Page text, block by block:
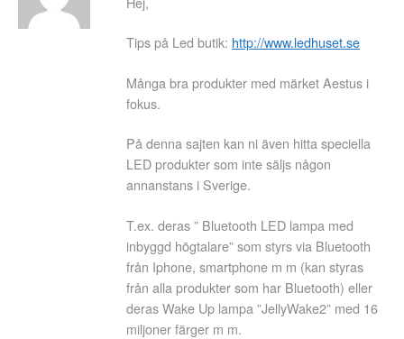
Tips på Led butik: http://www.ledhuset.se
Många bra produkter med märket Aestus i
fokus.
På denna sajten kan ni även hitta speciella
LED produkter som inte säljs någon
annanstans i Sverige.
T.ex. deras ” Bluetooth LED lampa med
inbyggd högtalare” som styrs via Bluetooth
från Iphone, smartphone m m (kan styras
från alla produkter som har Bluetooth) eller
deras Wake Up lampa ”JellyWake2” med 16
miljoner färger m m.